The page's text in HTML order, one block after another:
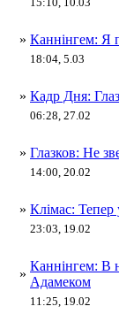
» Каннінгем: Я
18:04, 5.03
» Кадр Дня:
06:28, 27.02
» Глазков: Не
14:00, 20.02
» Клімас: Тепер
23:03, 19.02
»
Каннінгем: В
Адамеком
11:25, 19.02